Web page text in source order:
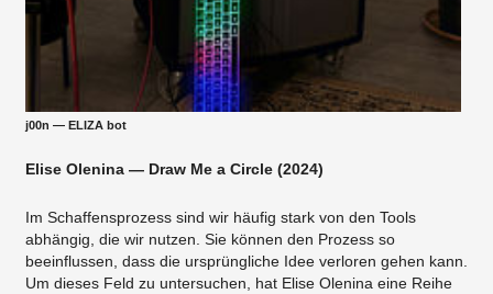
j00n — ELIZA bot
Elise Olenina — Draw Me a Circle (2024)
Im Schaffensprozess sind wir häufig stark von den Tools
abhängig, die wir nutzen. Sie können den Prozess so
beeinflussen, dass die ursprüngliche Idee verloren gehen kann.
Um dieses Feld zu untersuchen, hat Elise Olenina eine Reihe